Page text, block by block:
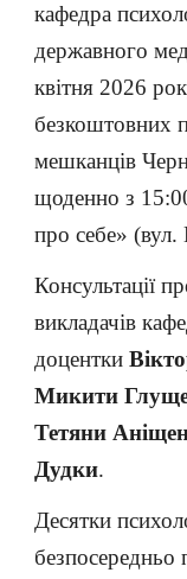
кафедра
державного
квітня 2026
безкоштовних
мешканців
щоденно з
про себе»
Консультації
викладачів
доцентки
Микити
Тетяни
Дудки.
Десятки
безпосередньо